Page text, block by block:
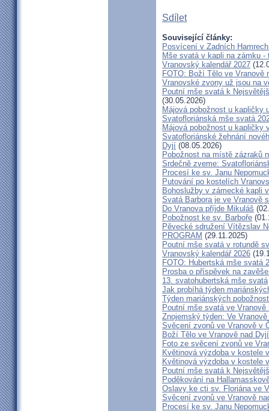
Sdílet
Související články:
Posvícení v Zadních
Mše svatá v kapli na zámku -
Vranovský kalendář 2027
FOTO: Boží Tělo ve Vranově
Vranovské zvony už jsou na
Poutní mše svatá k
(30.05.2026)
Májová pobožnost u kapličky
Svatofloriánská mše svatá
Májová pobožnost u kapličky
Svatofloriánské žehnání
Dyjí (08.05.2026)
Pobožnost na místě zázraků
Srdečně zveme:
Procesí ke sv. Janu
Putování po kostelích
Bohoslužby v zámecké kapli
Svatá Barbora je ve Vranově
Do Vranova příjde Mikuláš
Pobožnost ke sv. Barboře
Pěvecké sdružení Vítězslav
PROGRAM (29.11.2025)
Poutní mše svatá v rotundě
Vranovský kalendář 2026
FOTO: Hubertská mše svatá
Prosba o příspěvek na
13. svatohubertská mše svatá
Jak probíhá týden
Týden mariánských
Poutní mše svatá ve Vranově
Znojemský týden: Ve
Svěcení zvonů ve Vranově v
Boží Tělo ve Vranově nad Dyjí
Foto ze svěcení zvonů ve
Květinová výzdoba v kostele
Květinová výzdoba v kostele
Poutní mše svatá k
Poděkování na
Oslavy ke cti sv. Floriána ve
Svěcení zvonů ve Vranově
Procesí ke sv. Janu